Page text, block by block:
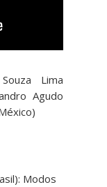
Lima
Agudo
Modos